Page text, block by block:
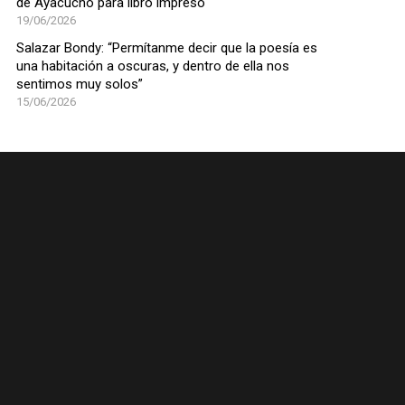
19/06/2026
Salazar Bondy: “Permítanme decir que la poesía es
una habitación a oscuras, y dentro de ella nos
sentimos muy solos”
15/06/2026